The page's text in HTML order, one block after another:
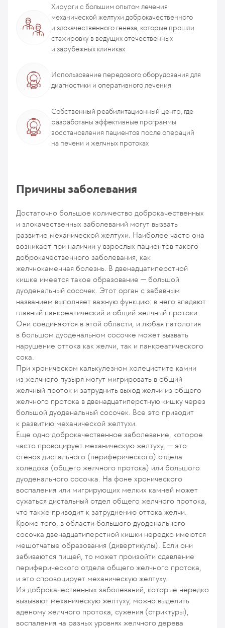
Хирурги с большим опытом лечения
механической желтухи доброкачественного
и злокачественного генеза, которые прошли
стажировку в ведущих отечественных
и зарубежных клиниках
Использование передового оборудования для
диагностики и оперативного лечения
Собственный реабилитационный центр, где
разработаны эффективные программы
восстановления пациентов после операций
на печени и желчных протоках
Причины заболевания
Достаточно большое количество доброкачественных
и злокачественных заболеваний могут вызвать
развитие механической желтухи. Наиболее часто она
возникает при наличии у взрослых пациентов такого
доброкачественного заболевания, как
желчнокаменная болезнь. В двенадцатиперстной
кишке имеется такое образование — большой
дуоденальный сосочек. Этот орган с забавным
названием выполняет важную функцию: в него впадают
главный панкреатический и общий желчный протоки.
Они соединяются в этой области, и любая патология
в большом дуоденальном сосочке может вызвать
нарушение оттока как желчи, так и панкреатического
сока.
При хроническом калькулезном холецистите камни
из желчного пузыря могут мигрировать в общий
желчный проток и затруднить выход желчи из общего
желчного протока в двенадцатиперстную кишку через
большой дуоденальный сосочек. Все это приводит
к развитию механической желтухи.
Еще одно доброкачественное заболевание, которое
часто провоцирует механическую желтуху, — это
стеноз дистального (периферического) отдела
холедоха (общего желчного протока) или большого
дуоденального сосочка. На фоне хронического
воспаления или мигрирующих мелких камней может
сужаться дистальный отдел общего желчного протока,
что также приводит к затруднению оттока желчи.
Кроме того, в области большого дуоденального
сосочка двенадцатиперстной кишки нередко имеются
мешотчатые образования (дивертикулы). Если они
забиваются пищей, то может произойти сдавление
периферического отдела общего желчного протока,
и это спровоцирует механическую желтуху.
Из доброкачественных заболеваний, которые нередко
вызывают механическую желтуху, можно выделить
аденому желчного протока, сужения (стриктуры),
воспаления на разных уровнях желчного дерева